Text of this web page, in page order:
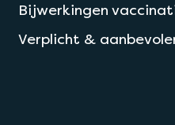
Bijwerkingen
Verplicht &